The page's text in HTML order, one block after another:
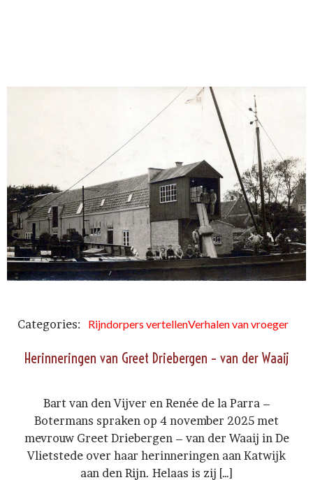
Categories: Rijndorpers vertellenVerhalen van vroeger
Herinneringen van Greet Driebergen – van der Waaij
Bart van den Vijver en Renée de la Parra –
Botermans spraken op 4 november 2025 met
mevrouw Greet Driebergen – van der Waaij in De
Vlietstede over haar herinneringen aan Katwijk
aan den Rijn. Helaas is zij […]